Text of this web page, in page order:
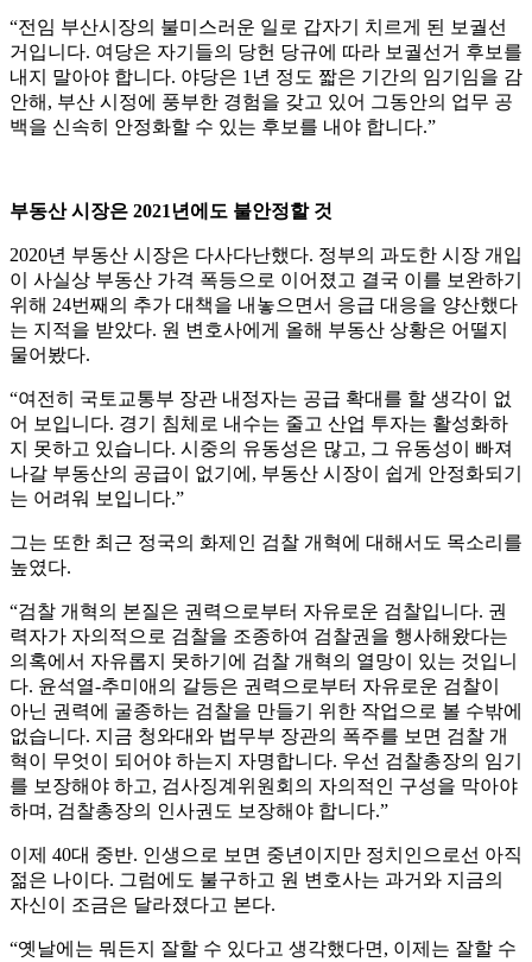
“전임 부산시장의 불미스러운 일로 갑자기 치르게 된 보궐선
거입니다. 여당은 자기들의 당헌 당규에 따라 보궐선거 후보를
내지 말아야 합니다. 야당은 1년 정도 짧은 기간의 임기임을 감
안해, 부산 시정에 풍부한 경험을 갖고 있어 그동안의 업무 공
백을 신속히 안정화할 수 있는 후보를 내야 합니다.”
부동산 시장은 2021년에도 불안정할 것
2020년 부동산 시장은 다사다난했다. 정부의 과도한 시장 개입
이 사실상 부동산 가격 폭등으로 이어졌고 결국 이를 보완하기
위해 24번째의 추가 대책을 내놓으면서 응급 대응을 양산했다
는 지적을 받았다. 원 변호사에게 올해 부동산 상황은 어떨지
물어봤다.
“여전히 국토교통부 장관 내정자는 공급 확대를 할 생각이 없
어 보입니다. 경기 침체로 내수는 줄고 산업 투자는 활성화하
지 못하고 있습니다. 시중의 유동성은 많고, 그 유동성이 빠져
나갈 부동산의 공급이 없기에, 부동산 시장이 쉽게 안정화되기
는 어려워 보입니다.”
그는 또한 최근 정국의 화제인 검찰 개혁에 대해서도 목소리를
높였다.
“검찰 개혁의 본질은 권력으로부터 자유로운 검찰입니다. 권
력자가 자의적으로 검찰을 조종하여 검찰권을 행사해왔다는
의혹에서 자유롭지 못하기에 검찰 개혁의 열망이 있는 것입니
다. 윤석열-추미애의 갈등은 권력으로부터 자유로운 검찰이
아닌 권력에 굴종하는 검찰을 만들기 위한 작업으로 볼 수밖에
없습니다. 지금 청와대와 법무부 장관의 폭주를 보면 검찰 개
혁이 무엇이 되어야 하는지 자명합니다. 우선 검찰총장의 임기
를 보장해야 하고, 검사징계위원회의 자의적인 구성을 막아야
하며, 검찰총장의 인사권도 보장해야 합니다.”
이제 40대 중반. 인생으로 보면 중년이지만 정치인으로선 아직
젊은 나이다. 그럼에도 불구하고 원 변호사는 과거와 지금의
자신이 조금은 달라졌다고 본다.
“옛날에는 뭐든지 잘할 수 있다고 생각했다면, 이제는 잘할 수